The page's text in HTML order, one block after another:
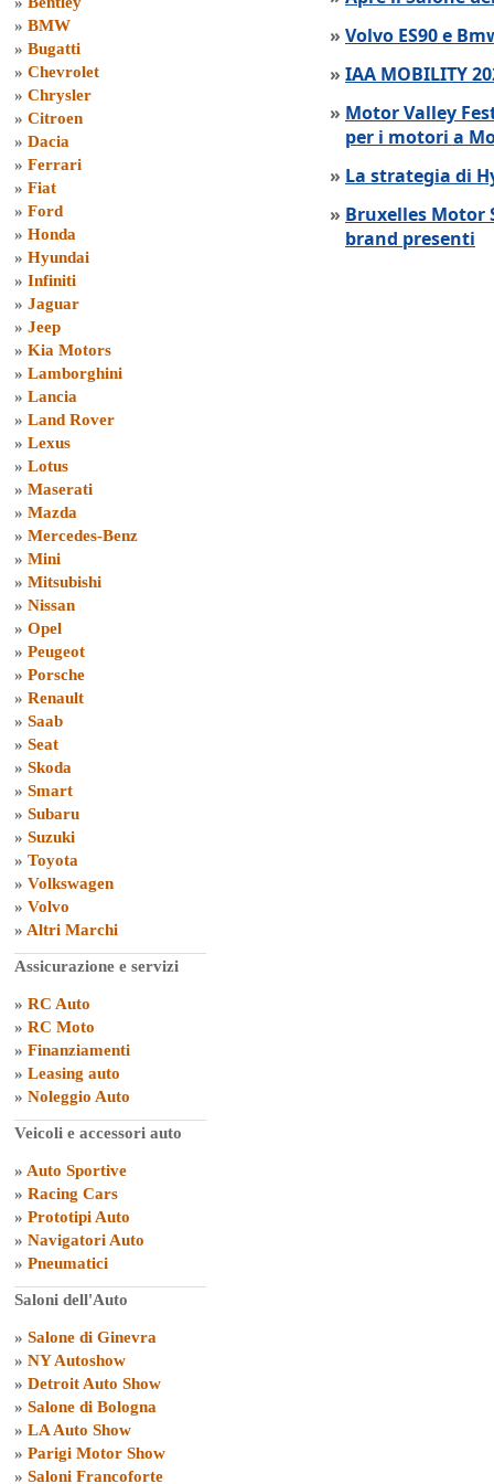
» BMW
» Bugatti
» Chevrolet
» Chrysler
» Citroen
» Dacia
» Ferrari
» Fiat
» Ford
» Honda
» Hyundai
» Infiniti
» Jaguar
» Jeep
» Kia Motors
» Lamborghini
» Lancia
» Land Rover
» Lexus
» Lotus
» Maserati
» Mazda
» Mercedes-Benz
» Mini
» Mitsubishi
» Nissan
» Opel
» Peugeot
» Porsche
» Renault
» Saab
» Seat
» Skoda
» Smart
» Subaru
» Suzuki
» Toyota
» Volkswagen
» Volvo
» Altri Marchi
Assicurazione e servizi
» RC Auto
» RC Moto
» Finanziamenti
» Leasing auto
» Noleggio Auto
Veicoli e accessori auto
» Auto Sportive
» Racing Cars
» Prototipi Auto
» Navigatori Auto
» Pneumatici
Saloni dell'Auto
» Salone di Ginevra
» NY Autoshow
» Detroit Auto Show
» Salone di Bologna
» LA Auto Show
» Parigi Motor Show
» Saloni Francoforte
» Volvo ES90 e
» IAA MOBILITY
» Motor Valley
per i motori a
» La strategia di
» Bruxelles Motor
brand presenti